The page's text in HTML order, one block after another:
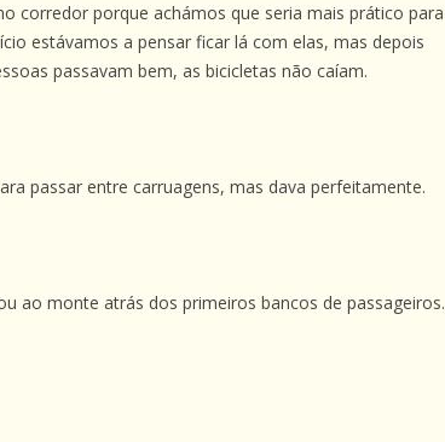
corredor porque achámos que seria mais prático para
estávamos a pensar ficar lá com elas, mas depois
passavam bem, as bicicletas não caíam.
passar entre carruagens, mas dava perfeitamente.
ao monte atrás dos primeiros bancos de passageiros.